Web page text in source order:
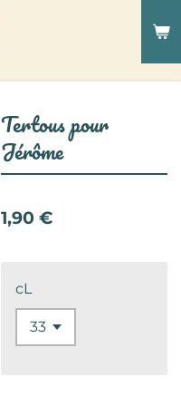
Tertous pour
Jérôme
1,90 €
cL